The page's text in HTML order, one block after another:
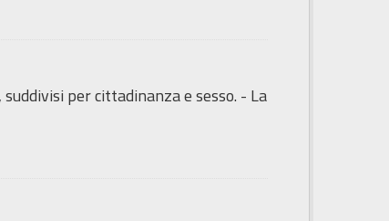
per cittadinanza e sesso. - La